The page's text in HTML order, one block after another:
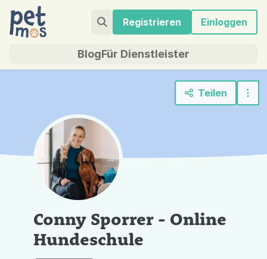
Registrieren Einloggen
BlogFür Dienstleister
Teilen
Conny Sporrer - Online
Hundeschule